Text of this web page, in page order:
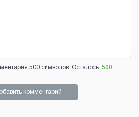
500 символов. Осталось: 500
комментарий